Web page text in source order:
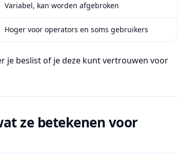
Variabel, kan worden afgebroken
Hoger voor operators en soms gebruikers
je beslist of je deze kunt vertrouwen voor
ze betekenen voor